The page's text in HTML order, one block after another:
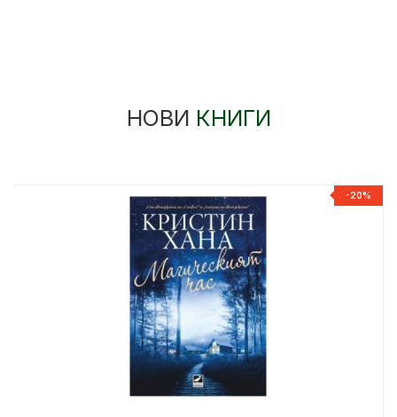
НОВИ КНИГИ
-20%